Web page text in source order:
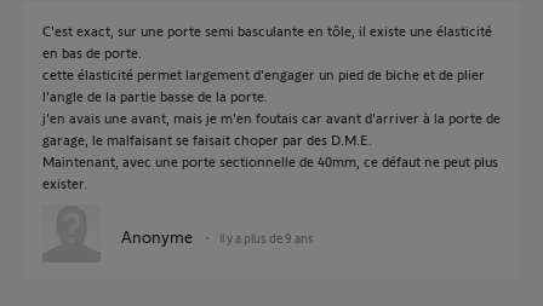
C'est exact, sur une porte semi basculante en tôle, il existe une élasticité
en bas de porte.
cette élasticité permet largement d'engager un pied de biche et de plier
l'angle de la partie basse de la porte.
j'en avais une avant, mais je m'en foutais car avant d'arriver à la porte de
garage, le malfaisant se faisait choper par des D.M.E.
Maintenant, avec une porte sectionnelle de 40mm, ce défaut ne peut plus
exister.
Anonyme il y a plus de 9 ans